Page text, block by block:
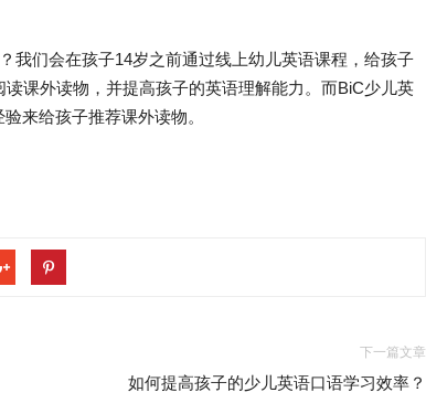
们会在孩子14岁之前通过线上幼儿英语课程，给孩子
课外读物，并提高孩子的英语理解能力。而BiC少儿英
来给孩子推荐课外读物。
下一篇文章
如何提高孩子的少儿英语口语学习效率？